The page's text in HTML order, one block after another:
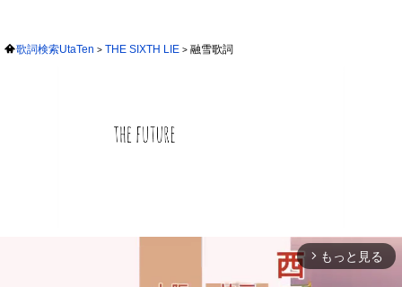
歌詞検索UtaTen THE SIXTH LIE 融雪歌詞
arrow_forward_ios もっと見る